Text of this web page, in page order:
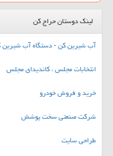
لینک دوستان حراج کن
آب شیرین کن - دستگاه آب
انتخابات مجلس ، کاندیدای مجلس
خرید و فروش خودرو
شرکت صنعتی سخت پوشش
طراحی سایت